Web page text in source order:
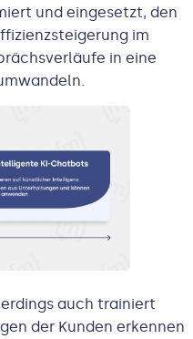
und eingesetzt, den
im
in eine
auch trainiert
der Kunden erkennen